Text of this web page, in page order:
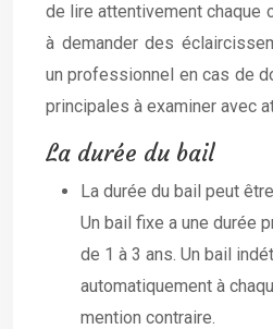
de lire attentivement chaque
à demander des
un professionnel en cas de
principales à examiner avec
La durée du bail
La durée du bail peut
Un bail fixe a une durée
de 1 à 3 ans. Un bail
automatiquement à
mention contraire.